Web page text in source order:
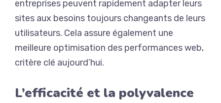
entreprises peuvent rapidement adapter leurs
sites aux besoins toujours changeants de leurs
utilisateurs. Cela assure également une
meilleure optimisation des performances web,
critère clé aujourd’hui.
L’efficacité et la polyvalence